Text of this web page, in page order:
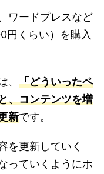
ワードプレスなど
円くらい）を購入
、 「どういったペ
、コンテンツを増
新です。
を更新していく
っていくようにホ